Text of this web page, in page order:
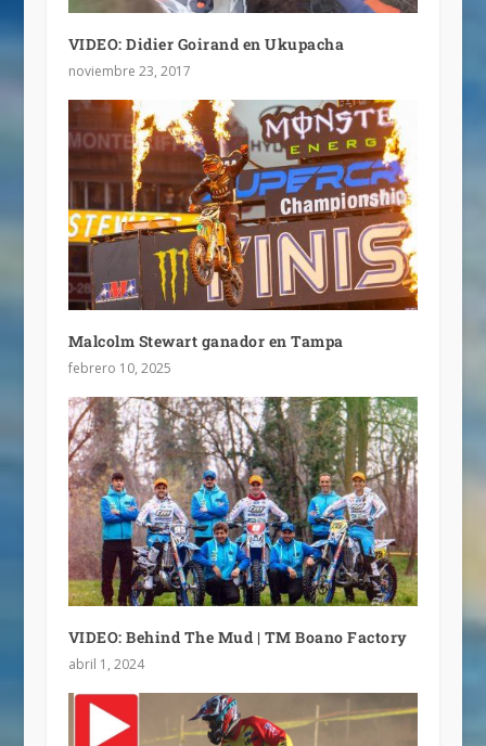
VIDEO: Didier Goirand en Ukupacha
noviembre 23, 2017
Malcolm Stewart ganador en Tampa
febrero 10, 2025
VIDEO: Behind The Mud | TM Boano Factory
abril 1, 2024